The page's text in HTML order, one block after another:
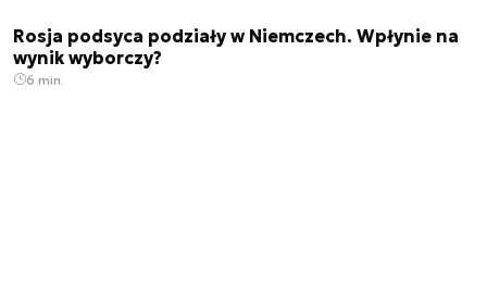
Rosja podsyca podziały w Niemczech. Wpłynie na
wynik wyborczy?
6 min.